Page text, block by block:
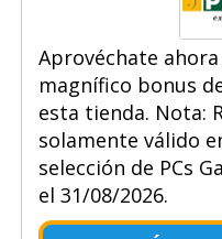
Aprovéchate
magnífico bonus
esta tienda. Nota:
solamente válido
selección de PCs
el 31/08/2026.